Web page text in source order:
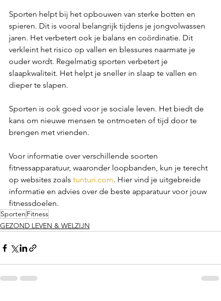
Sporten helpt bij het opbouwen van sterke botten en
spieren. Dit is vooral belangrijk tijdens je jongvolwassen
jaren. Het verbetert ook je balans en coördinatie. Dit
verkleint het risico op vallen en blessures naarmate je
ouder wordt. Regelmatig sporten verbetert je
slaapkwaliteit. Het helpt je sneller in slaap te vallen en
dieper te slapen.
Sporten is ook goed voor je sociale leven. Het biedt de
kans om nieuwe mensen te ontmoeten of tijd door te
brengen met vrienden.
Voor informatie over verschillende soorten
fitnessapparatuur, waaronder loopbanden, kun je terecht
op websites zoals tunturi.com. Hier vind je uitgebreide
informatie en advies over de beste apparatuur voor jouw
fitnessdoelen.
Sporten Fitness
GEZOND LEVEN & WELZIJN